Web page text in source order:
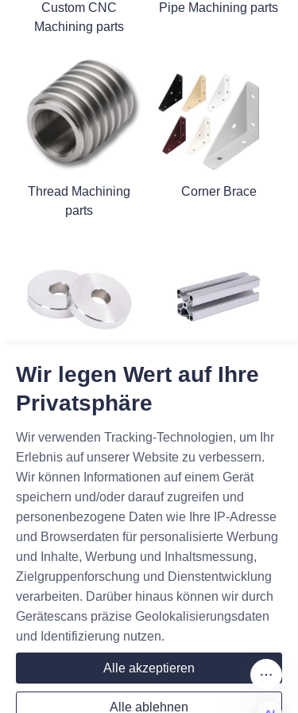
Custom CNC
Machining parts
Pipe Machining parts
Thread Machining
parts
Corner Brace
Ring Washer Aluminum profile
Screw
Custom CNC
Machining parts
Wir legen Wert auf Ihre
Privatsphäre
Wir verwenden Tracking-Technologien, um Ihr
Erlebnis auf unserer Website zu verbessern.
Wir können Informationen auf einem Gerät
speichern und/oder darauf zugreifen und
personenbezogene Daten wie Ihre IP-Adresse
und Browserdaten für personalisierte Werbung
und Inhalte, Werbung und Inhaltsmessung,
Zielgruppenforschung und Dienstentwicklung
verarbeiten. Darüber hinaus können wir durch
Gerätescans präzise Geolokalisierungsdaten
und Identifizierung nutzen.
Alle akzeptieren
Alle ablehnen